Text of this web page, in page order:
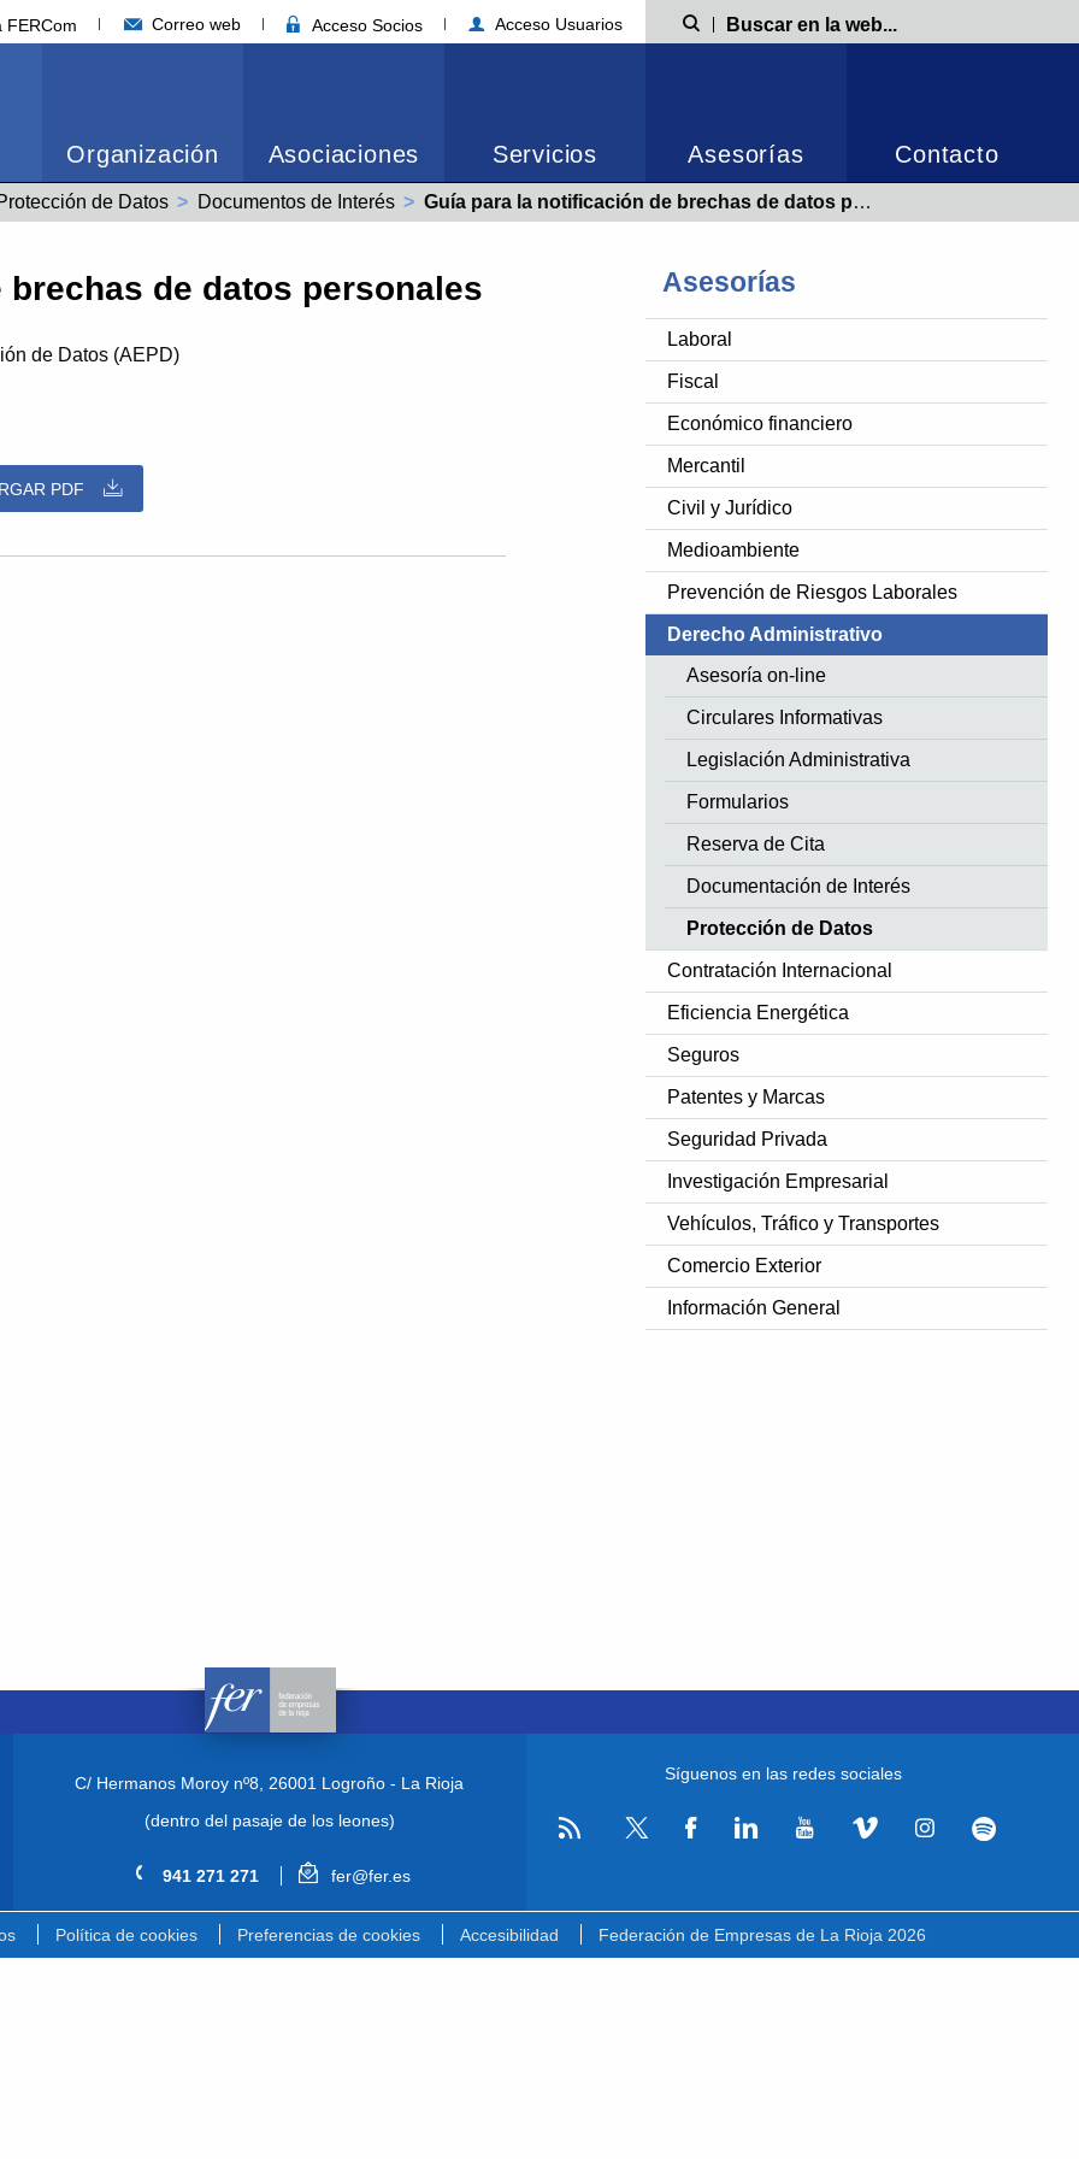
FERCom Correo web Acceso Socios Acceso Usuarios Búsqueda
Organización Asociaciones Servicios Asesorías Contacto
de Datos Documentos de Interés Actual:
Guía para la notificación de brechas de datos personales
Asesorías
Laboral
Fiscal
Económico financiero
Mercantil
Civil y Jurídico
Medioambiente
Prevención de Riesgos Laborales
Derecho Administrativo
Asesoría on-line
Circulares Informativas
Legislación Administrativa
Formularios
Reserva de Cita
Documentación de Interés
Protección de Datos
Contratación Internacional
Eficiencia Energética
Seguros
Patentes y Marcas
Seguridad Privada
Investigación Empresarial
Vehículos, Tráfico y Transportes
Comercio Exterior
Información General
de datos personales
de Datos (AEPD)
PDF
C/ Hermanos Moroy nº8, 26001 Logroño - La Rioja
(dentro del pasaje de los leones)
941 271 271 fer@fer.es
Síguenos en las redes sociales
Política de cookies Preferencias de cookies Accesibilidad Federación de Empresas de La Rioja 2026